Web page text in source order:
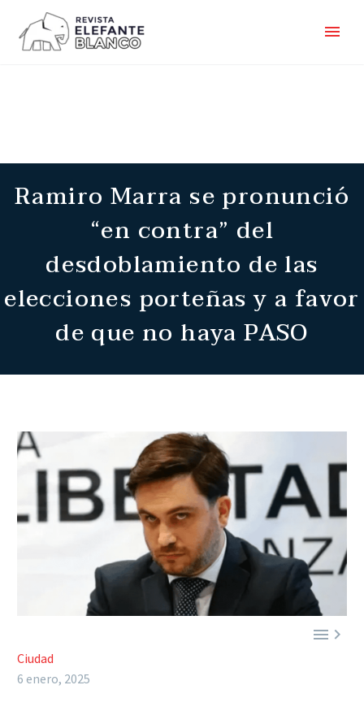
Ramiro Marra se pronunció
“en contra” del
desdoblamiento de las
elecciones porteñas y a favor
de que no haya PASO

Ciudad
6 enero, 2025